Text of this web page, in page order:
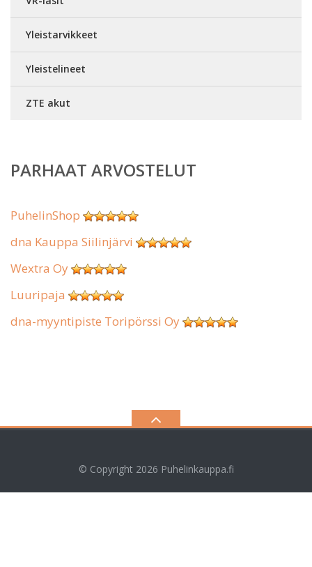
Yleistarvikkeet
Yleistelineet
ZTE akut
PARHAAT ARVOSTELUT
PuhelinShop
dna Kauppa Siilinjärvi
Wextra Oy
Luuripaja
dna-myyntipiste Toripörssi Oy
© Copyright 2026 Puhelinkauppa.fi